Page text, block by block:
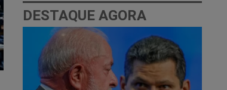
DESTAQUE AGORA